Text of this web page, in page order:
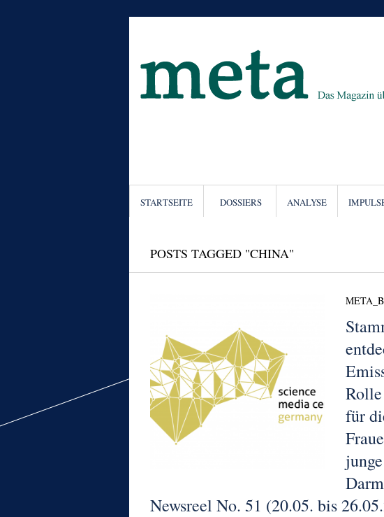
STARTSEITE DOSSIERS ANALYSE
POSTS TAGGED "CHINA"
für
Newsreel No. 51 (20.05. bis